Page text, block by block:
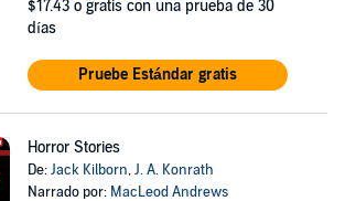
$17.43 o gratis con una prueba de 30
días
Pruebe Estándar gratis
Horror Stories
De:Jack Kilborn,J. A. Konrath
Narrado por: MacLeod Andrews